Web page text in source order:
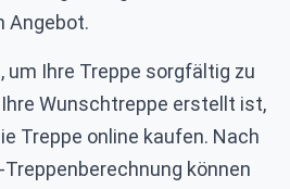
Angebot.
um Ihre Treppe sorgfältig zu
Wunschtreppe erstellt ist,
Treppe online kaufen. Nach
können